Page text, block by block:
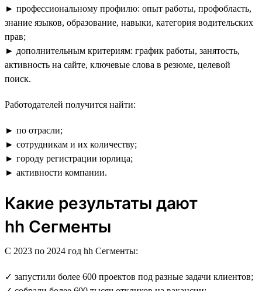
► профессиональному профилю: опыт работы, профобласть,
знание языков, образование, навыки, категория водительских
прав;
► дополнительным критериям: график работы, занятость,
активность на сайте, ключевые слова в резюме, целевой
поиск.
Работодателей получится найти:
► по отрасли;
► сотрудникам и их количеству;
► городу регистрации юрлица;
► активности компании.
Какие результаты дают
hh Сегменты
С 2023 по 2024 год hh Сегменты:
✓ запустили более 600 проектов под разные задачи клиентов;